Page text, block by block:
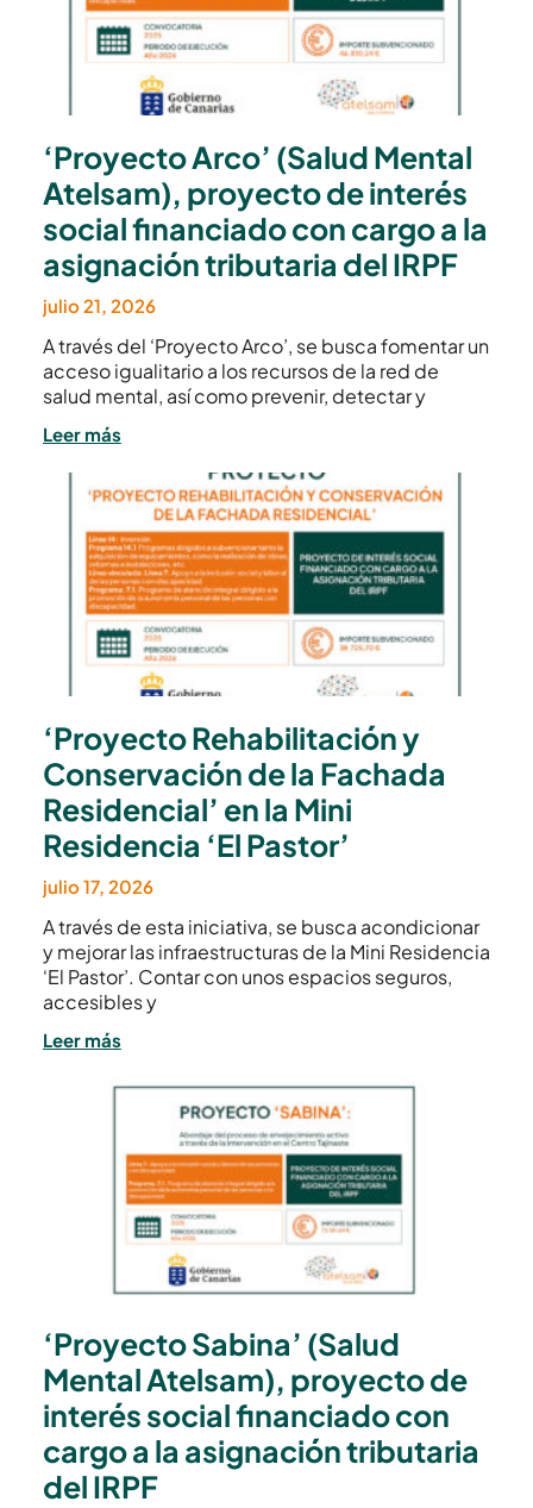
‘Proyecto Arco’ (Salud Mental
Atelsam), proyecto de interés
social financiado con cargo a la
asignación tributaria del IRPF
julio 21, 2026
A través del ‘Proyecto Arco’, se busca fomentar un
acceso igualitario a los recursos de la red de
salud mental, así como prevenir, detectar y
Leer más
‘Proyecto Rehabilitación y
Conservación de la Fachada
Residencial’ en la Mini
Residencia ‘El Pastor’
julio 17, 2026
A través de esta iniciativa, se busca acondicionar
y mejorar las infraestructuras de la Mini Residencia
‘El Pastor’. Contar con unos espacios seguros,
accesibles y
Leer más
‘Proyecto Sabina’ (Salud
Mental Atelsam), proyecto de
interés social financiado con
cargo a la asignación tributaria
del IRPF